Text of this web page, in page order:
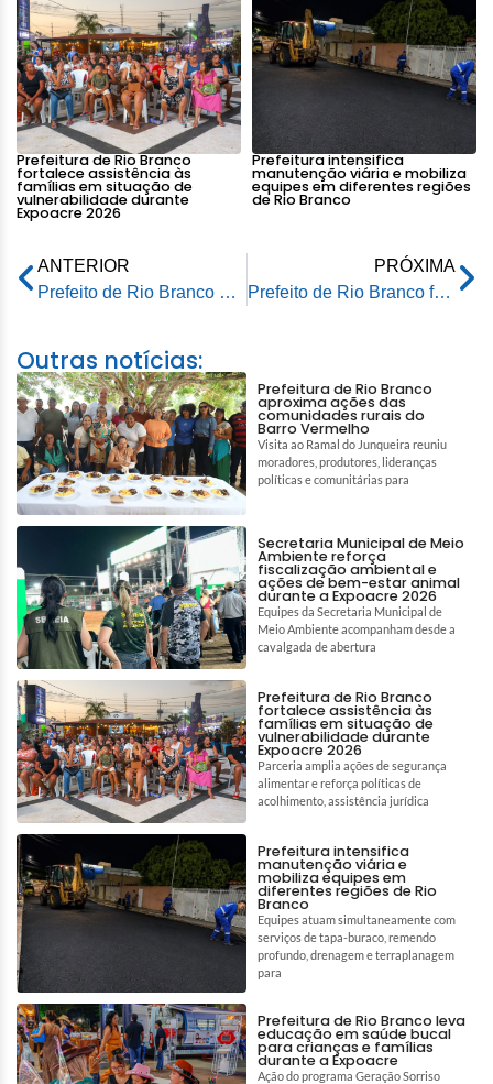
Prefeitura de Rio Branco
fortalece assistência às
famílias em situação de
vulnerabilidade durante
Expoacre 2026
Prefeitura intensifica
manutenção viária e mobiliza
equipes em diferentes regiões
de Rio Branco
ANTERIOR
Prefeito de Rio Branco acompanha senador Marcio Bittar em visita à Casa Rosa Mulher e Centro da Juventude
PRÓXIMA
Prefeito de Rio Branco faz visita técnica na obra de revitalização e modernização da via Chico Mendes
Outras notícias:
Prefeitura de Rio Branco
aproxima ações das
comunidades rurais do
Barro Vermelho
Visita ao Ramal do Junqueira reuniu
moradores, produtores, lideranças
políticas e comunitárias para
Secretaria Municipal de Meio
Ambiente reforça
fiscalização ambiental e
ações de bem-estar animal
durante a Expoacre 2026
Equipes da Secretaria Municipal de
Meio Ambiente acompanham desde a
cavalgada de abertura
Prefeitura de Rio Branco
fortalece assistência às
famílias em situação de
vulnerabilidade durante
Expoacre 2026
Parceria amplia ações de segurança
alimentar e reforça políticas de
acolhimento, assistência jurídica
Prefeitura intensifica
manutenção viária e
mobiliza equipes em
diferentes regiões de Rio
Branco
Equipes atuam simultaneamente com
serviços de tapa-buraco, remendo
profundo, drenagem e terraplanagem
para
Prefeitura de Rio Branco leva
educação em saúde bucal
para crianças e famílias
durante a Expoacre
Ação do programa Geração Sorriso